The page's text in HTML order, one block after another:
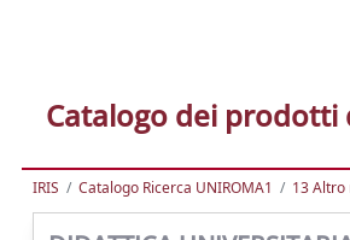
Catalogo dei prodotti
IRIS Catalogo Ricerca UNIROMA1 13